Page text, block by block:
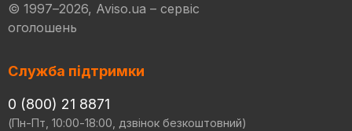
© 1997–2026, Aviso.ua – сервіс
оголошень
Служба підтримки
0 (800) 21 8871
(Пн-Пт, 10:00-18:00, дзвінок безкоштовний)